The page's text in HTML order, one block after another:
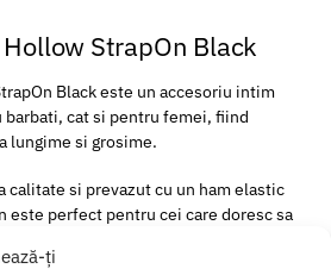
ți
StrapOn Black
Black este un accesoriu intim
cat si pentru femei, fiind
lungime si grosime.
calitate si prevazut cu un ham elastic
este perfect pentru cei care doresc sa